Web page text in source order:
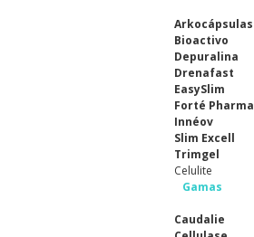
Arkocápsulas
Bioactivo
Depuralina
Drenafast
EasySlim
Forté Pharma
Innéov
Slim Excell
Trimgel
Celulite
Gamas
Caudalie